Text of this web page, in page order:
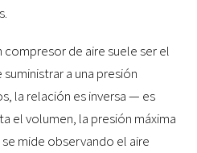
compresor de aire suele ser el
a una presión
la relación es inversa — es
el volumen, la presión máxima
mide observando el aire